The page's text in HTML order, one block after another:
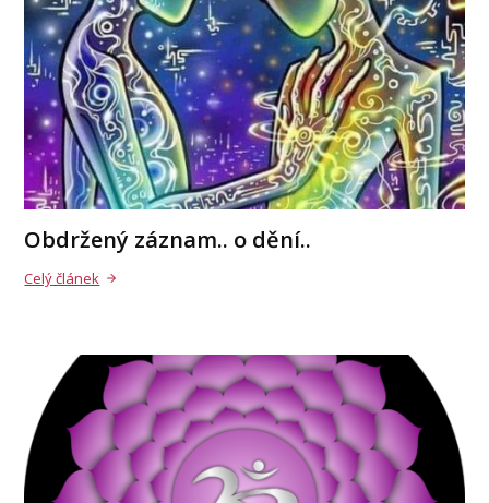
Obdržený záznam.. o dění..
Celý článek